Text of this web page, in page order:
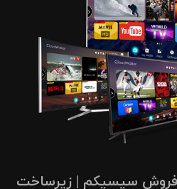
سیسیکم | زیرساخت